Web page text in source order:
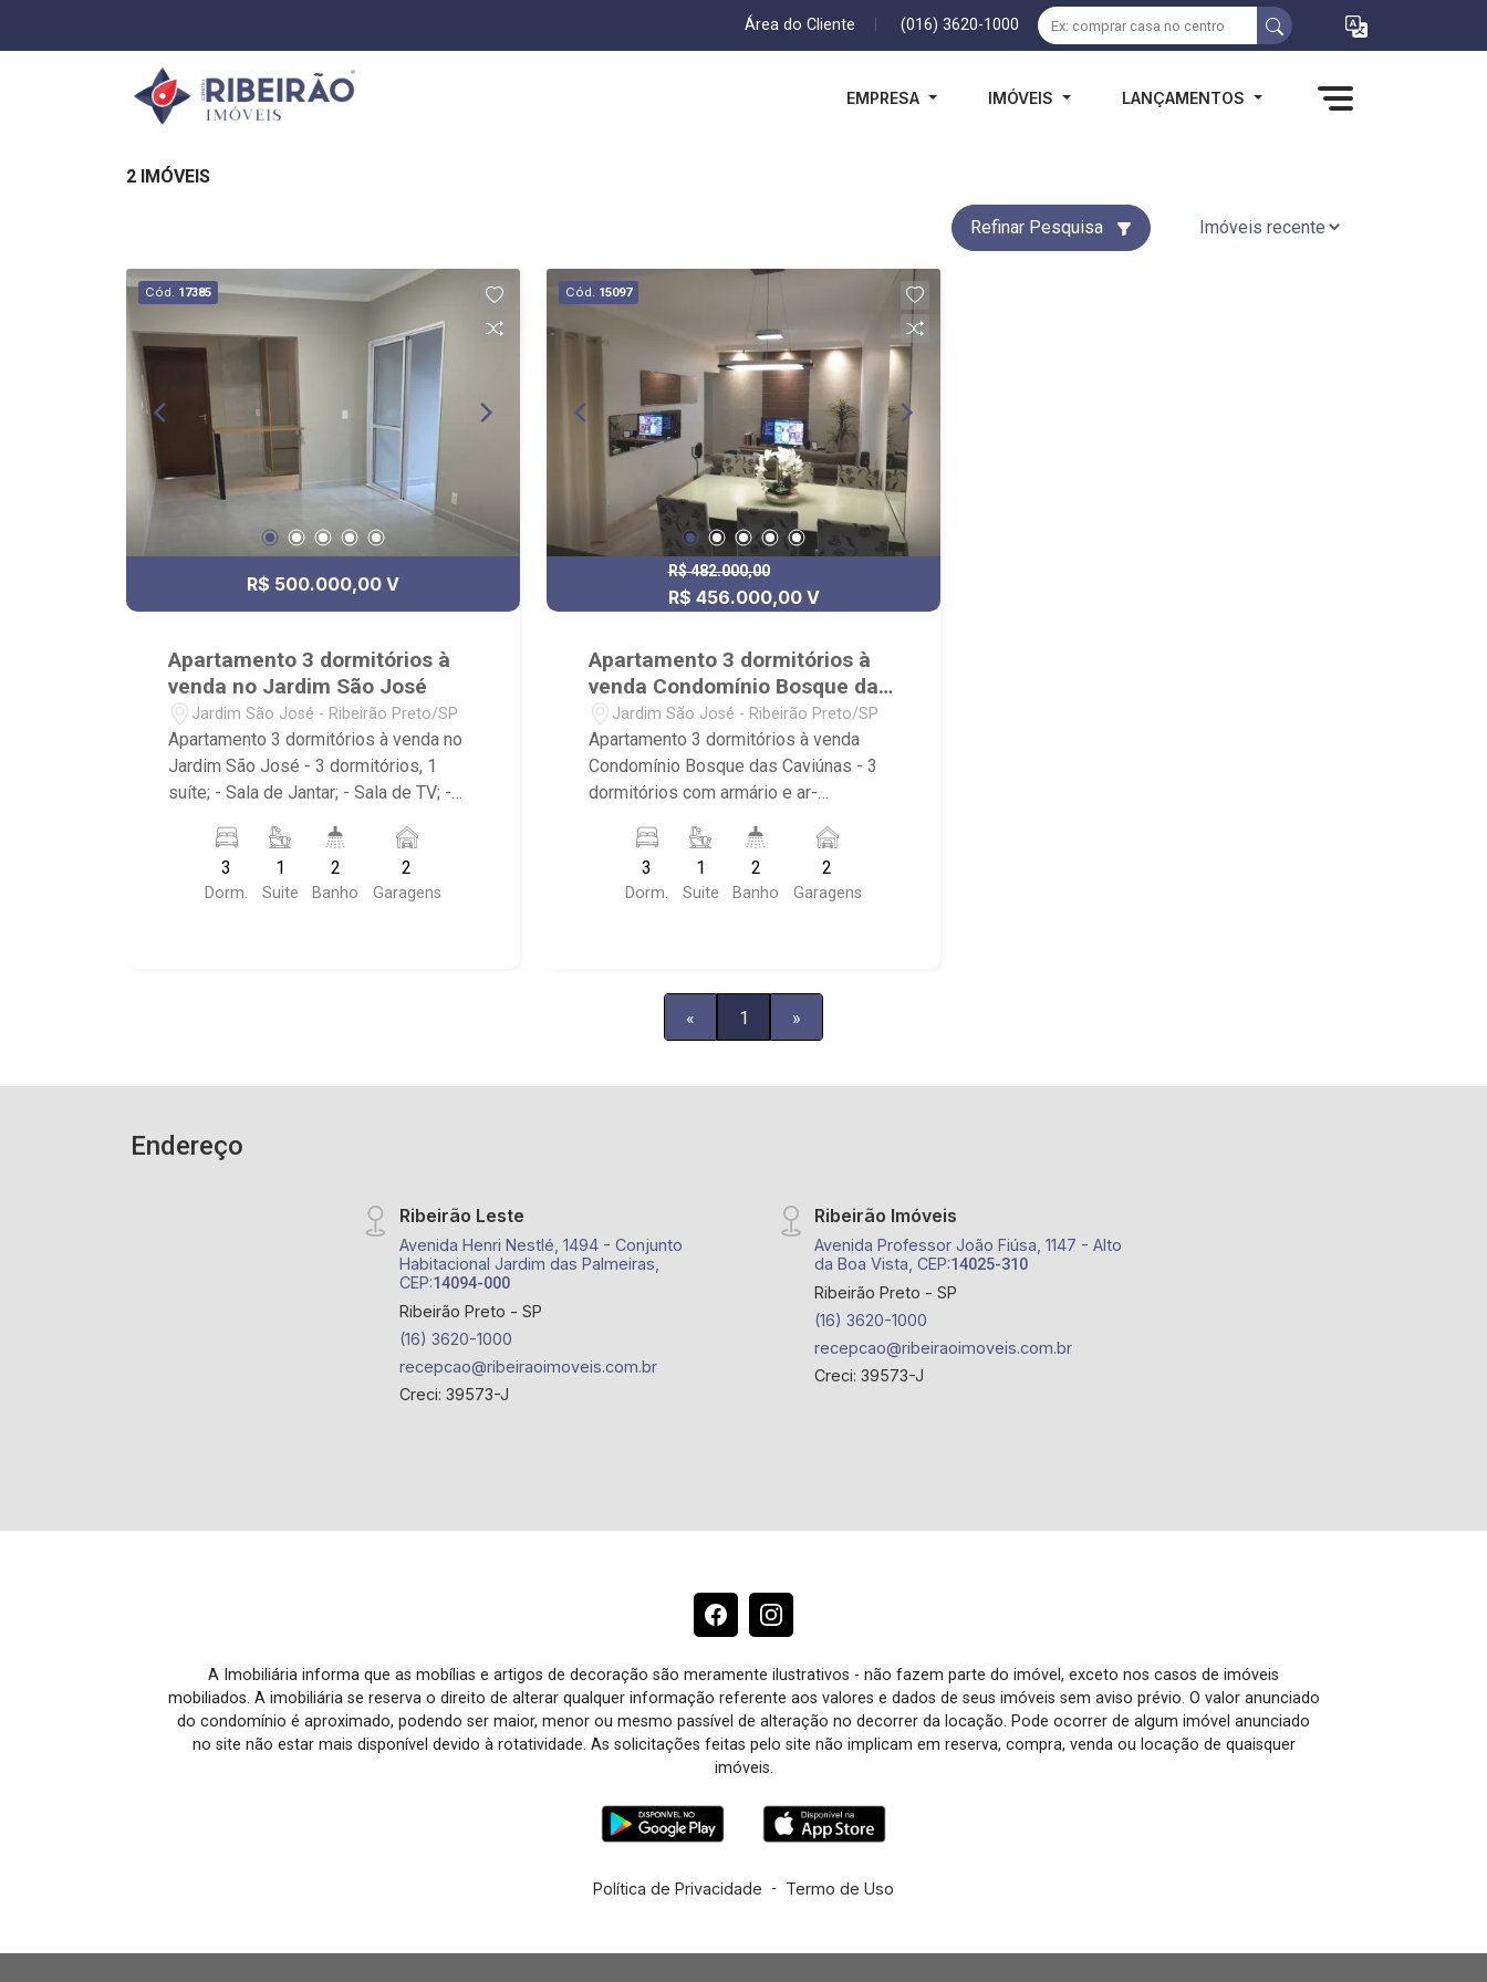
Área do Cliente (016) 3620-1000
EMPRESA IMÓVEIS LANÇAMENTOS
2 IMÓVEIS
Refinar Pesquisa
Cód. 17385
R$ 500.000,00 V
Apartamento 3 dormitórios à
venda no Jardim São José
Jardim São José - Ribeirão Preto/SP
Apartamento 3 dormitórios à venda no
Jardim São José - 3 dormitórios, 1
suíte; - Sala de Jantar; - Sala de TV; -
Condomínio com portaria 24 horas,
ronda vigia, Piscina, Cinema, Quadras
esportivas, Quiosques para churrascos,
3
Dorm.
1
Suite
2
Banho
2
Garagens
Cód. 15097
R$ 482.000,00
R$ 456.000,00 V
Apartamento 3 dormitórios à
venda Condomínio Bosque das
Caviúnas
Jardim São José - Ribeirão Preto/SP
Apartamento 3 dormitórios à venda
Condomínio Bosque das Caviúnas - 3
dormitórios com armário e ar-
Banheiros com armário, box e espelho;
- Sala de jantar; - Sala de TV; - Cozinha
americana; - Área de serviço; -
quadras esportivas, quiosques para
churrascos, 2 salões de festas, área
Próximo ao Posto Shell Mariner,
3
Dorm.
1
Suite
2
Banho
2
Garagens
« 1 »
Endereço
Ribeirão Leste
Avenida Henri Nestlé, 1494 - Conjunto
Habitacional Jardim das Palmeiras,
CEP:14094-000
Ribeirão Preto - SP
(16) 3620-1000
recepcao@ribeiraoimoveis.com.br
Creci: 39573-J
Ribeirão Imóveis
Avenida Professor João Fiúsa, 1147 - Alto
da Boa Vista, CEP:14025-310
Ribeirão Preto - SP
(16) 3620-1000
recepcao@ribeiraoimoveis.com.br
Creci: 39573-J
A Imobiliária informa que as mobílias e artigos de decoração são meramente ilustrativos - não fazem parte do imóvel, exceto nos casos de imóveis
mobiliados. A imobiliária se reserva o direito de alterar qualquer informação referente aos valores e dados de seus imóveis sem aviso prévio. O valor anunciado
do condomínio é aproximado, podendo ser maior, menor ou mesmo passível de alteração no decorrer da locação. Pode ocorrer de algum imóvel anunciado
no site não estar mais disponível devido à rotatividade. As solicitações feitas pelo site não implicam em reserva, compra, venda ou locação de quaisquer
imóveis.
Política de Privacidade - Termo de Uso